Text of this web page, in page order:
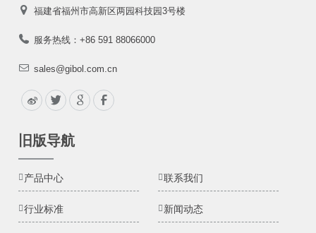
福建省福州市高新区两园科技园3号楼
服务热线：+86 591 88066000
sales@gibol.com.cn
旧版导航
产品中心 联系我们
行业标准 新闻动态